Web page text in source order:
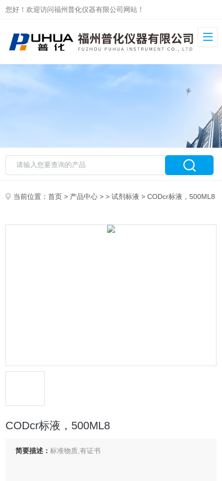
您好！欢迎访问福州普化仪器有限公司网站！
当前位置：首页 > 产品中心 > >试剂标液 > CODcr标液，500ML8
CODcr标液，500ML8
简要描述：标准物质,有证书